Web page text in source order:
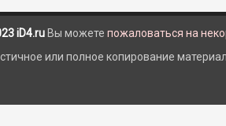
iD4.ruВы можете пожаловаться на
или полное копирование